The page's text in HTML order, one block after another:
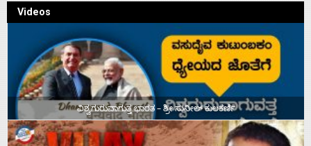
Videos
ವಿಶ್ವಗುರುವಾಗುತ್ತ ಭಾರತ – ಶ್ರೀ ಸುನೀಲ್‌ ಕುಲಕರ್ಣಿ